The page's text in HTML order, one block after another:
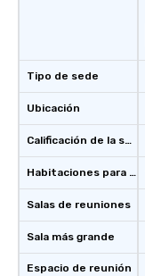
Tipo de sede
Ubicación
Calificación de la sede
Habitaciones para huéspedes
Salas de reuniones
Sala más grande
Espacio de reunión